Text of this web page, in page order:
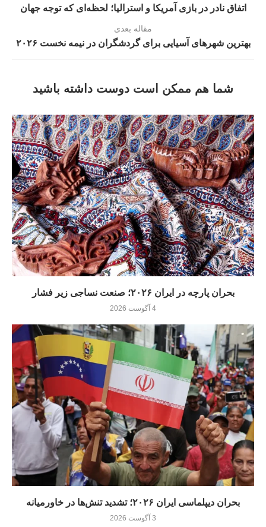
اتفاق نادر در بازی آمریکا و استرالیا؛ لحظه‌ای که توجه جهان
مقاله بعدی
بهترین شهرهای آسیایی برای گردشگران در نیمه نخست ۲۰۲۶
شما هم ممکن است دوست داشته باشید
بحران پارچه در ایران ۲۰۲۶؛ صنعت نساجی زیر فشار
4 آگوست 2026
بحران دیپلماسی ایران ۲۰۲۶؛ تشدید تنش‌ها در خاورمیانه
3 آگوست 2026